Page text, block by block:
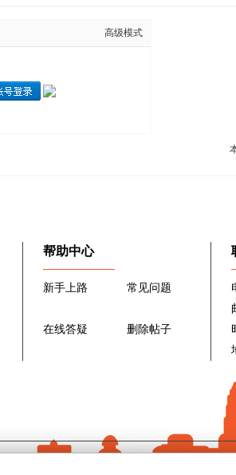
高级模式
帮助中心
新手上路 常见问题
在线答疑 删除帖子